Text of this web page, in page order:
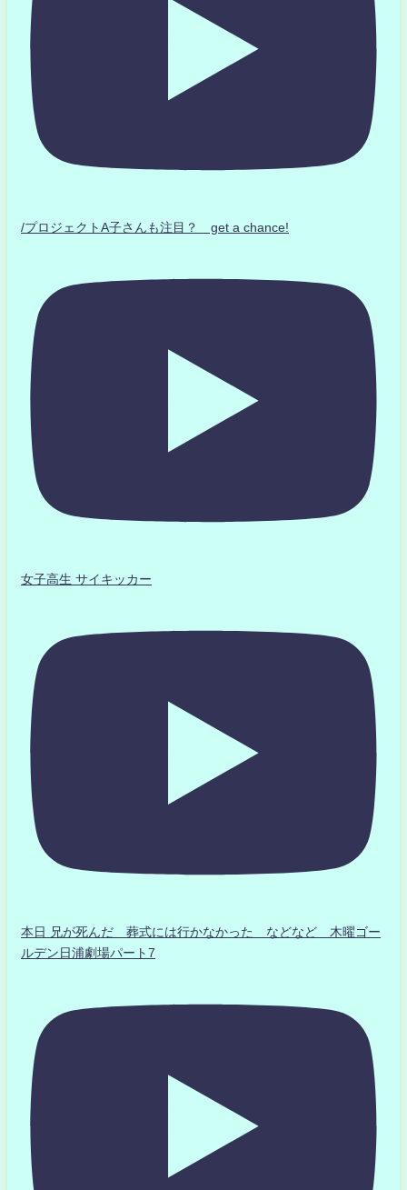
/プロジェクトA子さんも注目？ get a chance!
女子高生 サイキッカー
本日 兄が死んだ 葬式には行かなかった などなど 木曜ゴー
ルデン日浦劇場パート7